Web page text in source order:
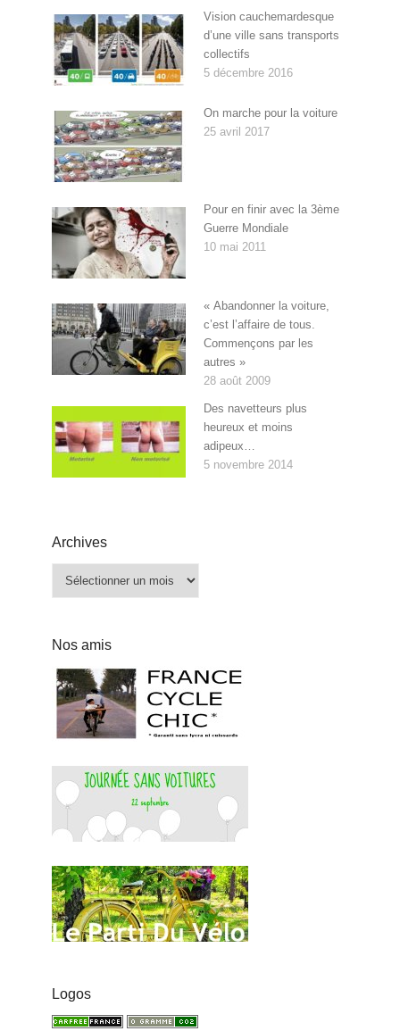
Vision cauchemardesque
d’une ville sans transports
collectifs
5 décembre 2016
On marche pour la voiture
25 avril 2017
Pour en finir avec la 3ème
Guerre Mondiale
10 mai 2011
« Abandonner la voiture,
c’est l’affaire de tous.
Commençons par les
autres »
28 août 2009
Des navetteurs plus
heureux et moins
adipeux…
5 novembre 2014
Archives
Archives
Nos amis
Logos